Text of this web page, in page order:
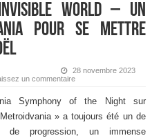
World – Un
pour se mettre
28 novembre 2023
un commentaire
Symphony of the Night sur
» a toujours été un de
de progression, un immense